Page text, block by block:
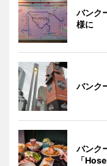
バンク
様に
バンク
バンク
「